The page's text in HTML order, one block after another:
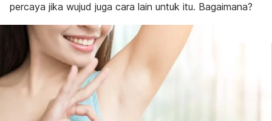
percaya jika wujud juga cara lain untuk itu. Bagaimana?